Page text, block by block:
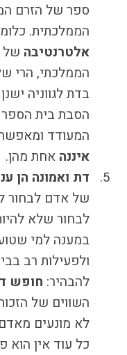
ספר של הזרם
הממלכתית.
אלטרנטיבה של
הממלכתי, הרי
בדת לגווניה
הסבת בית
המעודד
איננה אחת מהן.
דת ואמונה הן
של אדם לבחור
לבחור שלא
במענה למי
ולפעילות רב
להבהיר: חופש
השווים של
לא מונעים
כל עוד אין הוא